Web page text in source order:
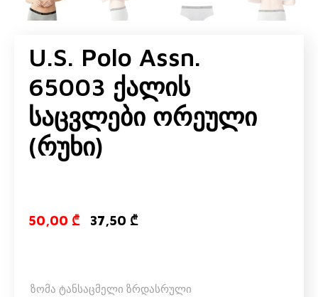
U.S. Polo Assn.
65003 Ქალის
Საცვლები Ორეული
(რუხი)
50,00 ₾ Original price
37,50 ₾Current
ზომა ტანსაცმელი ზრდასრული